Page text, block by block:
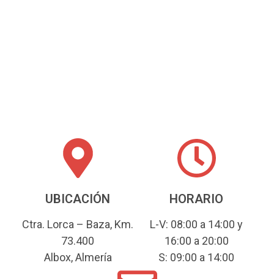
UBICACIÓN
Ctra. Lorca – Baza, Km.
73.400
Albox, Almería
HORARIO
L-V: 08:00 a 14:00 y
16:00 a 20:00
S: 09:00 a 14:00